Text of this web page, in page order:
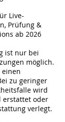
Live-
Prüfung &
ab 2026
ist nur bei
möglich.
einen
zu geringer
wird
erstattet oder
verlegt.